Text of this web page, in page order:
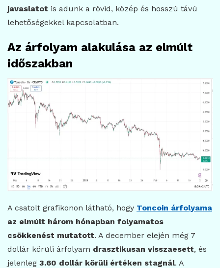
javaslatot is adunk a rövid, közép és hosszú távú
lehetőségekkel kapcsolatban.
Az árfolyam alakulása az elmúlt
időszakban
A csatolt grafikonon látható, hogy Toncoin árfolyama
az elmúlt három hónapban folyamatos
csökkenést mutatott. A december elején még 7
dollár körüli árfolyam drasztikusan visszaesett, és
jelenleg 3.60 dollár körüli értéken stagnál. A